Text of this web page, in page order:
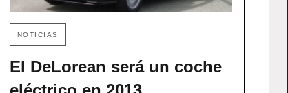
NOTICIAS
El DeLorean será un coche